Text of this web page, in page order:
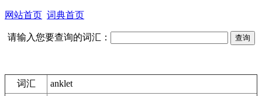
网站首页 词典首页
请输入您要查询的词汇：
词汇 anklet